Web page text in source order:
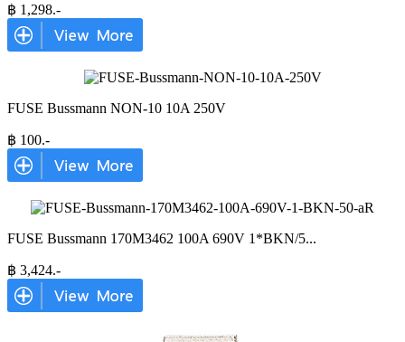
฿ 1,298.-
FUSE Bussmann NON-10 10A 250V
฿ 100.-
FUSE Bussmann 170M3462 100A 690V 1*BKN/5...
฿ 3,424.-